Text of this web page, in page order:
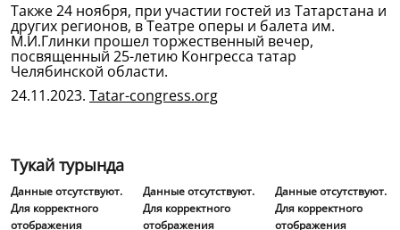
Также 24 ноября, при участии гостей из Татарстана и
других регионов, в Театре оперы и балета им.
М.И.Глинки прошел торжественный вечер,
посвященный 25-летию Конгресса татар
Челябинской области.
24.11.2023. Tatar-congress.org
Тукай турында
Данные отсутствуют.
Для корректного
отображения
Данные отсутствуют.
Для корректного
отображения
Данные отсутствуют.
Для корректного
отображения